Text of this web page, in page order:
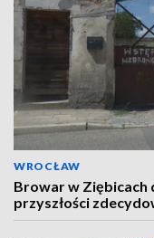
WROCŁAW
Browar w Ziębicach
przyszłości